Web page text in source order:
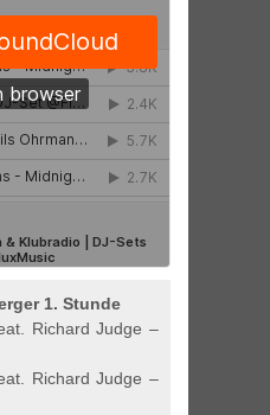
1. Stunde
Richard Judge –
Richard Judge –